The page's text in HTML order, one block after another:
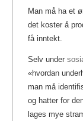
Man må ha et
det koster å
få inntekt.
Selv under
«hvordan
man må
og hatter for
lages mye